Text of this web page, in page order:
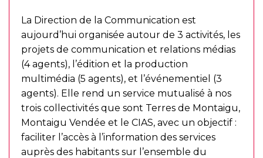
La Direction de la Communication est
aujourd’hui organisée autour de 3 activités, les
projets de communication et relations médias
(4 agents), l’édition et la production
multimédia (5 agents), et l’événementiel (3
agents). Elle rend un service mutualisé à nos
trois collectivités que sont Terres de Montaigu,
Montaigu Vendée et le CIAS, avec un objectif :
faciliter l’accès à l’information des services
auprès des habitants sur l’ensemble du